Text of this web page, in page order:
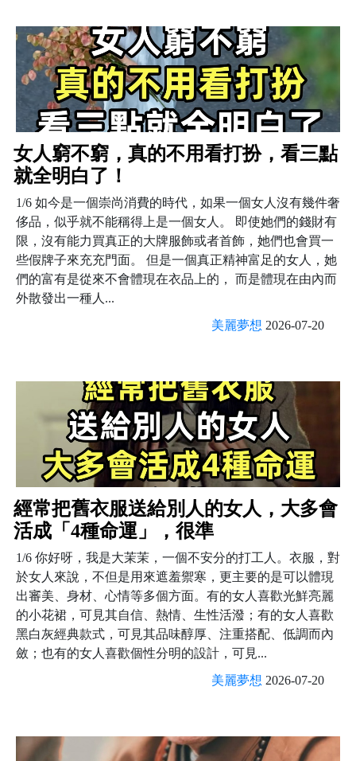
女人窮不窮，真的不用看打扮，看三點
就全明白了！
1/6 如今是一個崇尚消費的時代，如果一個女人沒有幾件奢
侈品，似乎就不能稱得上是一個女人。 即使她們的錢財有
限，沒有能力買真正的大牌服飾或者首飾，她們也會買一
些假牌子來充充門面。 但是一個真正精神富足的女人，她
們的富有是從來不會體現在衣品上的， 而是體現在由內而
外散發出一種人...
美麗夢想 2026-07-20
經常把舊衣服送給別人的女人，大多會
活成「4種命運」，很準
1/6 你好呀，我是大茉茉，一個不安分的打工人。衣服，對
於女人來說，不但是用來遮羞禦寒，更主要的是可以體現
出審美、身材、心情等多個方面。有的女人喜歡光鮮亮麗
的小花裙，可見其自信、熱情、生性活潑；有的女人喜歡
黑白灰經典款式，可見其品味醇厚、注重搭配、低調而內
斂；也有的女人喜歡個性分明的設計，可見...
美麗夢想 2026-07-20